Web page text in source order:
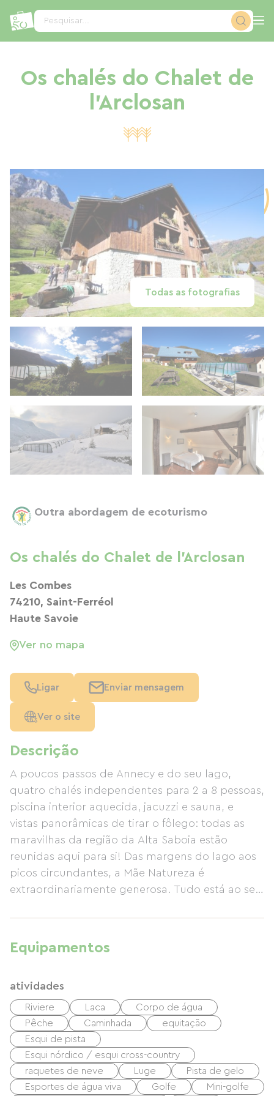
Pesquisar...
Os chalés do Chalet de
l'Arclosan
Todas as fotografias
Descrição
A poucos passos de Annecy e do seu lago,
quatro chalés independentes para 2 a 8 pessoas,
piscina interior aquecida, jacuzzi e sauna, e
vistas panorâmicas de tirar o fôlego: todas as
maravilhas da região da Alta Saboia estão
reunidas aqui para si! Das margens do lago aos
picos circundantes, a Mãe Natureza é
extraordinariamente generosa. Tudo está ao seu
património montanhoso e da vida das pessoas
que o moldaram. Desfrute de panoramas
estâncias de esqui (tanto de verão como de
inverno) e alugue quatro chalés magníficos num
grande e tradicional chalé de montanha. O
chalé é uma antiga quinta de montanha
construída em 1812 e renovada diversas vezes.
No coração de uma aldeia tranquila, idealmente
localizado entre o Lago Annecy e as montanhas,
Equipamentos
atividades
Riviere Laca
Corpo de água
Pêche
Caminhada
equitação
Esqui de pista
Esqui nórdico / esqui cross-country
raquetes de neve
Luge
Pista de gelo
Esportes de água viva
Golfe
Mini-golfe
Outra abordagem de ecoturismo
Os chalés do Chalet de l'Arclosan
Les Combes
74210, Saint-Ferréol
Haute Savoie
Ver no mapa
Ligar Enviar mensagem
Ver o site
Painel de Gerenciamento de Cookies